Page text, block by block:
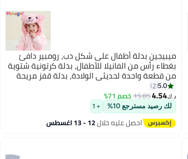
ميبيجين بدلة أطفال على شكل دب، رومبير دافئ
بغطاء رأس من الفانيلا للأطفال، بدلة كرتونية شتوية
من قطعة واحدة لحديثي الولادة، بدلة قفز مريحة
للأطفال الصغار، أساسيات للأطفال، مثالية للارتداء
اليومي أو المناسبات الخاصة، دعائم تصوير رائعة
ومبتكرة للرضع
5.0
2
د.ك‏4.54
15.85 خصم 71%
لك رصيد مسترجع 10% + 1
احصل عليه خلال12 - 13 اغسطس